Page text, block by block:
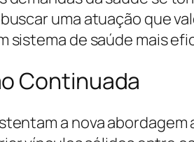
uma atuação que
de saúde mais
Continuada
a nova